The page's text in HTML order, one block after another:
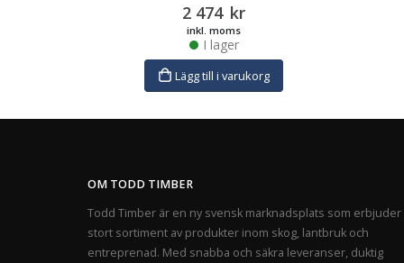
2 474 kr
inkl. moms
I lager
Lägg till i varukorg
OM TODD TIMBER
Todd Timber är en ny svensk marknadsplats som
stort sortiment av produkter inom skog, lantbruk och
entreprenad. Med snabba och säkra leveranser, duktig